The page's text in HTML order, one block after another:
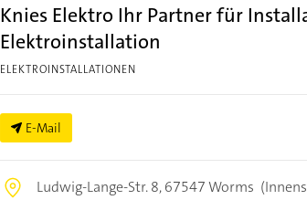
Knies Elektro Ihr Partner für
Elektroinstallation
ELEKTROINSTALLATIONEN
E-Mail
Ludwig-Lange-Str. 8,67547 Worms